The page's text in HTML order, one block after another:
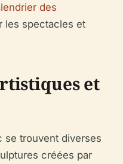
des
les spectacles et
et
se trouvent diverses
créées par